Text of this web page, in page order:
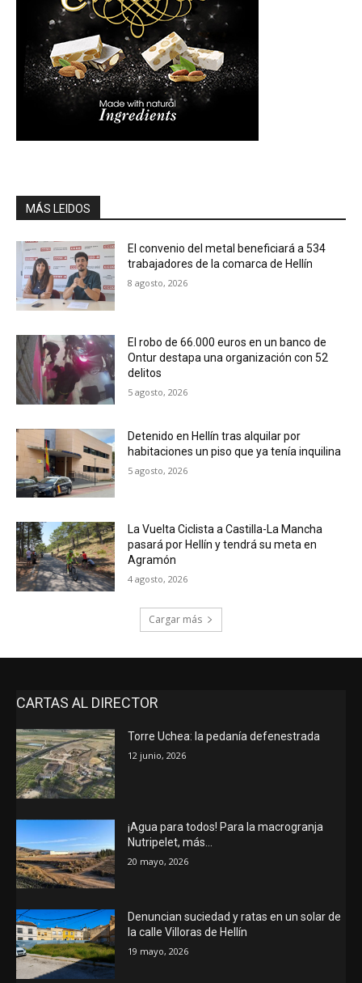
MÁS LEIDOS
El convenio del metal beneficiará a 534
trabajadores de la comarca de Hellín
8 agosto, 2026
El robo de 66.000 euros en un banco de
Ontur destapa una organización con 52
delitos
5 agosto, 2026
Detenido en Hellín tras alquilar por
habitaciones un piso que ya tenía inquilina
5 agosto, 2026
La Vuelta Ciclista a Castilla-La Mancha
pasará por Hellín y tendrá su meta en
Agramón
4 agosto, 2026
Cargar más
CARTAS AL DIRECTOR
Torre Uchea: la pedanía defenestrada
12 junio, 2026
¡Agua para todos! Para la macrogranja
Nutripelet, más…
20 mayo, 2026
Denuncian suciedad y ratas en un solar de
la calle Villoras de Hellín
19 mayo, 2026